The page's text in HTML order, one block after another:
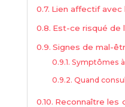
Lien affectif avec
Est-ce risqué de
Signes de mal-
Symptômes
Quand
Reconnaître les